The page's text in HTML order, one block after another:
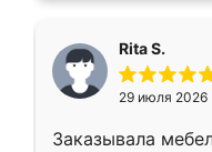
Rita S.
29 июля 2026
Заказывала